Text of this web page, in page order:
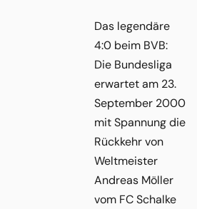
Das legendäre
4:0 beim BVB:
Die Bundesliga
erwartet am 23.
September 2000
mit Spannung die
Rückkehr von
Weltmeister
Andreas Möller
vom FC Schalke